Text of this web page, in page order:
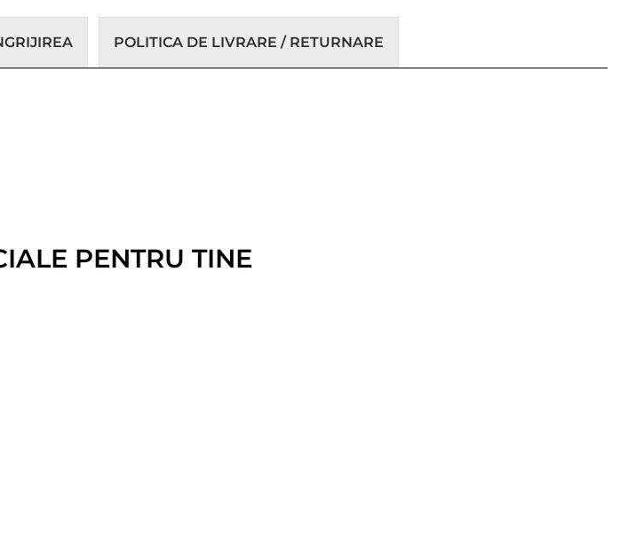
POLITICA DE LIVRARE / RETURNARE
PENTRU TINE